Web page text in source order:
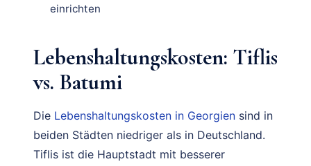
einrichten
Lebenshaltungskosten: Tiflis
vs. Batumi
Die Lebenshaltungskosten in Georgien sind in
beiden Städten niedriger als in Deutschland.
Tiflis ist die Hauptstadt mit besserer